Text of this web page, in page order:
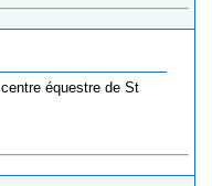
équestre de St